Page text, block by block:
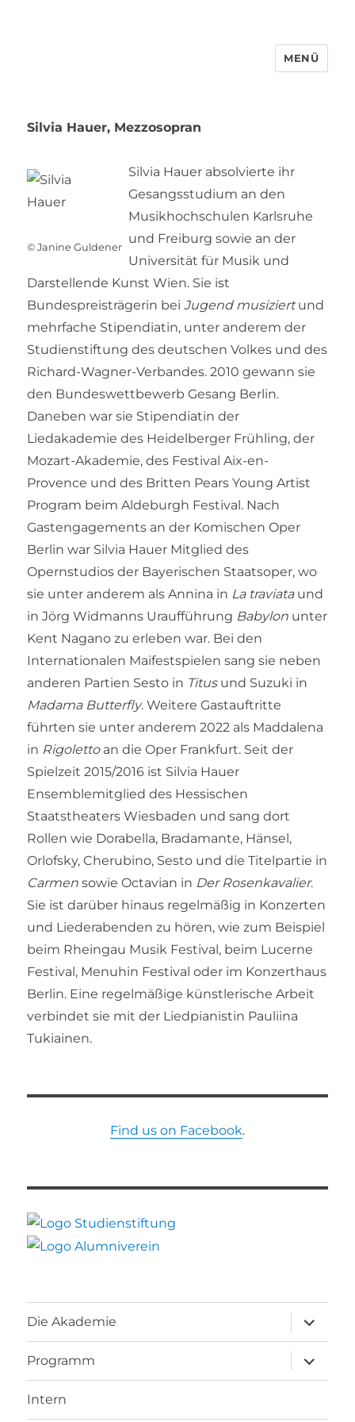
MENÜ
Silvia Hauer, Mezzosopran
© Janine Guldener
Silvia Hauer absolvierte ihr
Gesangsstudium an den
Musikhochschulen Karlsruhe
und Freiburg sowie an der
Universität für Musik und
Darstellende Kunst Wien. Sie ist
Bundespreisträgerin beiJugend musiziertund
mehrfache Stipendiatin, unter anderem der
Studienstiftung des deutschen Volkes und des
Richard-Wagner-Verbandes. 2010 gewann sie
den Bundeswettbewerb Gesang Berlin.
Daneben war sie Stipendiatin der
Liedakademie des Heidelberger Frühling, der
Mozart-Akademie, des Festival Aix-en-
Provence und des Britten Pears Young Artist
Program beim Aldeburgh Festival. Nach
Gastengagements an der Komischen Oper
Berlin war Silvia Hauer Mitglied des
Opernstudios der Bayerischen Staatsoper, wo
sie unter anderem als Annina in La traviataund
in Jörg Widmanns Uraufführung Babylon unter
Kent Nagano zu erleben war. Bei den
Internationalen Maifestspielen sang sie neben
anderen Partien Sesto in Titusund Suzuki in
Madama Butterfly. Weitere Gastauftritte
führten sie unter anderem 2022 als Maddalena
in Rigolettoan die Oper Frankfurt. Seit der
Spielzeit 2015/2016 ist Silvia Hauer
Ensemblemitglied des Hessischen
Staatstheaters Wiesbaden und sang dort
Rollen wie Dorabella, Bradamante, Hänsel,
Orlofsky, Cherubino, Sesto und die Titelpartie in
Carmen sowie Octavian in Der Rosenkavalier.
Sie ist darüber hinaus regelmäßig in Konzerten
und Liederabenden zu hören, wie zum Beispiel
beim Rheingau Musik Festival, beim Lucerne
Festival, Menuhin Festival oder im Konzerthaus
Berlin. Eine regelmäßige künstlerische Arbeit
verbindet sie mit der Liedpianistin Pauliina
Tukiainen.
Find us on Facebook.
Die Akademie
öffnen
Programm
öffnen
Intern